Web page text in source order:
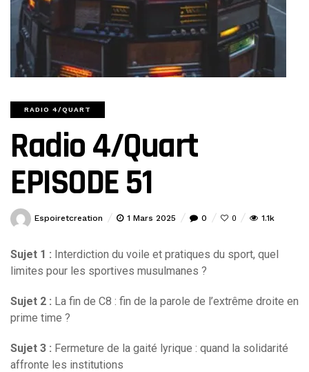
RADIO 4/QUART
Radio 4/Quart
EPISODE 51
Espoiretcreation 1 Mars 2025 0 0 1.1k
Sujet 1 : Interdiction du voile et pratiques du sport, quel
limites pour les sportives musulmanes ?
Sujet 2 : La fin de C8 : fin de la parole de l’extrême droite en
prime time ?
Sujet 3 : Fermeture de la gaité lyrique : quand la solidarité
affronte les institutions